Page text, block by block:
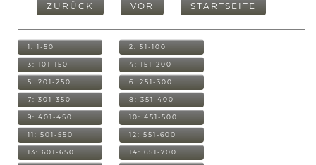
ZURÜCK VOR STARTSEITE
1: 1-50 2: 51-100
3: 101-150 4: 151-200
5: 201-250 6: 251-300
7: 301-350 8: 351-400
9: 401-450 10: 451-500
11: 501-550 12: 551-600
13: 601-650 14: 651-700